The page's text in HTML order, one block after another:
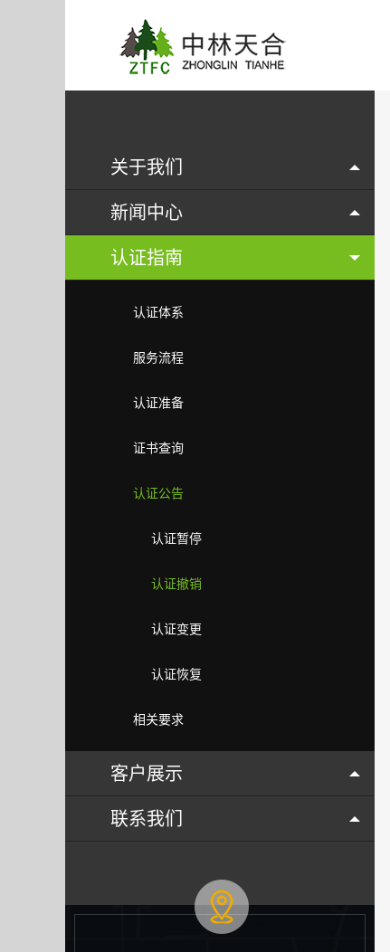
关于我们
新闻中心
认证指南
认证体系
服务流程
认证准备
证书查询
认证公告
认证暂停
认证撤销
认证变更
认证恢复
相关要求
客户展示
联系我们